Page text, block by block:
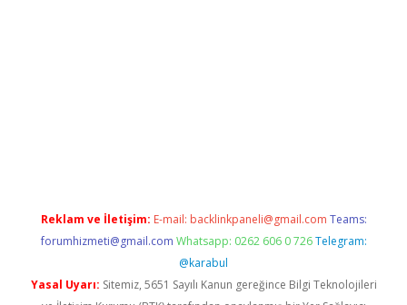
Reklam ve İletişim: E-mail: backlinkpaneli@gmail.com Teams:
forumhizmeti@gmail.com Whatsapp: 0262 606 0 726 Telegram:
@karabul
Yasal Uyarı: Sitemiz, 5651 Sayılı Kanun gereğince Bilgi Teknolojileri